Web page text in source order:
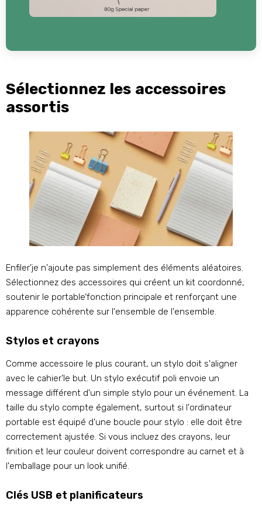
Sélectionnez les accessoires
assortis
Enfiler’je n'ajoute pas simplement des éléments aléatoires.
Sélectionnez des accessoires qui créent un kit coordonné,
soutenir le portable’fonction principale et renforçant une
apparence cohérente sur l'ensemble de l'ensemble.
Stylos et crayons
Comme accessoire le plus courant, un stylo doit s'aligner
avec le cahier’le but. Un stylo exécutif poli envoie un
message différent d'un simple stylo pour un événement. La
taille du stylo compte également, surtout si l'ordinateur
portable est équipé d'une boucle pour stylo : elle doit être
correctement ajustée. Si vous incluez des crayons, leur
finition et leur couleur doivent correspondre au carnet et à
l'emballage pour un look unifié.
Clés USB et planificateurs